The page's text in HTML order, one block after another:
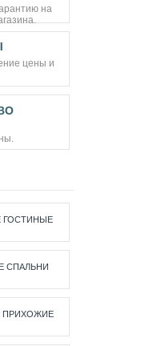
на
цены и
ГОСТИНЫЕ
СПАЛЬНИ
ПРИХОЖИЕ